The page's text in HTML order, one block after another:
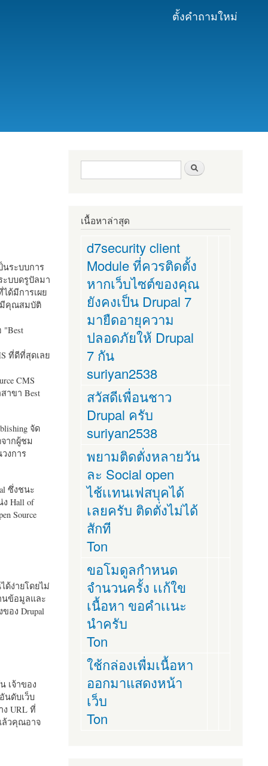
ตั้งคำถามใหม่
นระบบการ
ะบบดรูปัลมา
ด้มีการเผย
มีคุณสมบัติ
"Best
ที่ดีที่สุดเลย
CMS
าขา Best
จัด
ากผู้ชม
งการ
ซึ่งชนะ
Hall of
Source
ด้ง่ายโดยไม่
นข้อมูลและ
อง Drupal
เจ้าของ
นดับเว็บ
URL ที่
ล้วคุณอาจ
ฟอร์มค้นหา
เนื้อหาล่าสุด
d7security client
Module ที่ควรติดตั้ง
หากเว็บไซต์ของคุณ
ยังคงเป็น Drupal 7
มายืดอายุความ
ปลอดภัยให้ Drupal
7 กัน
suriyan2538
สวัสดีเพื่อนชาว
Drupal ครับ
suriyan2538
พยามติดตั่งหลายวัน
ละ Social open
ไช้เเทนเฟสบุคได้
เลยครับ ติดตั่งไม่ได้
สักที
Ton
ขอโมดูลกำหนด
จำนวนครั้ง เเก้ใข
เนื้อหา ขอคำเเนะ
นำครับ
Ton
ใช้กล่องเพื่มเนื้อหา
ออกมาแสดงหน้า
เว็บ
Ton